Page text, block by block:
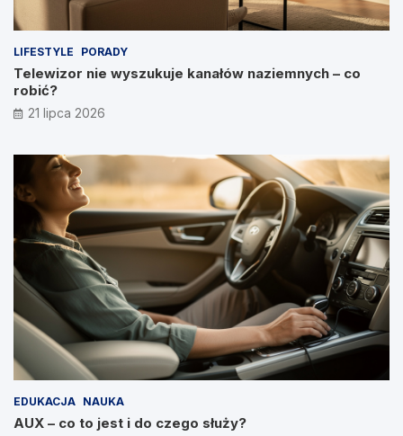
LIFESTYLE PORADY
Telewizor nie wyszukuje kanałów naziemnych – co
robić?
21 lipca 2026
EDUKACJA NAUKA
AUX – co to jest i do czego służy?